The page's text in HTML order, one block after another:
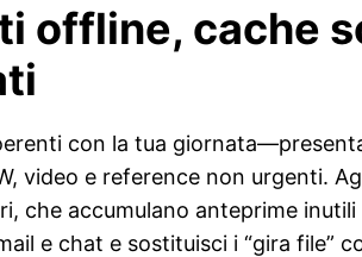
offline, cache
con la tua
video e reference non urgenti.
che accumulano anteprime
e chat e sostituisci i “gira file”